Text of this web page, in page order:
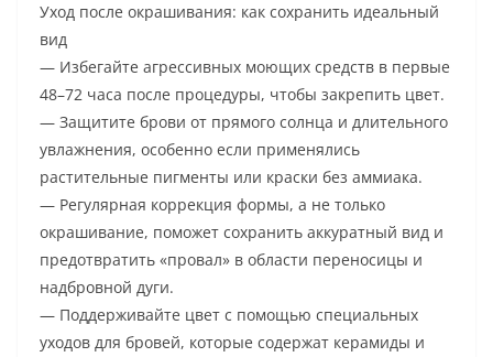
Уход после окрашивания: как сохранить идеальный
вид
— Избегайте агрессивных моющих средств в первые
48–72 часа после процедуры, чтобы закрепить цвет.
— Защитите брови от прямого солнца и длительного
увлажнения, особенно если применялись
растительные пигменты или краски без аммиака.
— Регулярная коррекция формы, а не только
окрашивание, поможет сохранить аккуратный вид и
предотвратить «провал» в области переносицы и
надбровной дуги.
— Поддерживайте цвет с помощью специальных
уходов для бровей, которые содержат керамиды и